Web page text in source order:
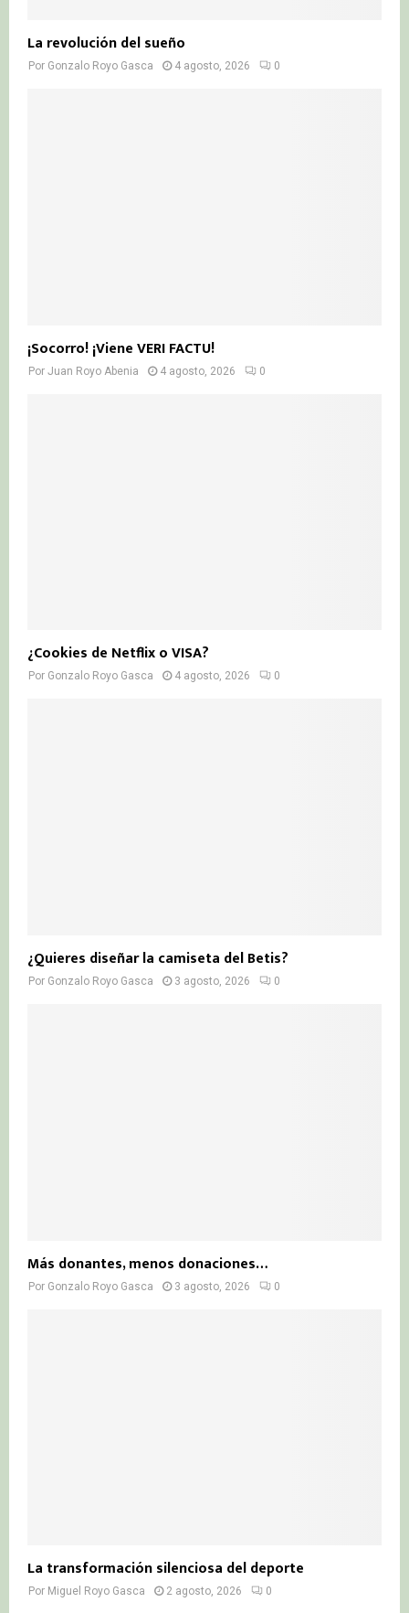
La revolución del sueño
Por Gonzalo Royo Gasca 4 agosto, 2026 0
¡Socorro! ¡Viene VERI FACTU!
Por Juan Royo Abenia 4 agosto, 2026 0
¿Cookies de Netflix o VISA?
Por Gonzalo Royo Gasca 4 agosto, 2026 0
¿Quieres diseñar la camiseta del Betis?
Por Gonzalo Royo Gasca 3 agosto, 2026 0
Más donantes, menos donaciones…
Por Gonzalo Royo Gasca 3 agosto, 2026 0
La transformación silenciosa del deporte
Por Miguel Royo Gasca 2 agosto, 2026 0